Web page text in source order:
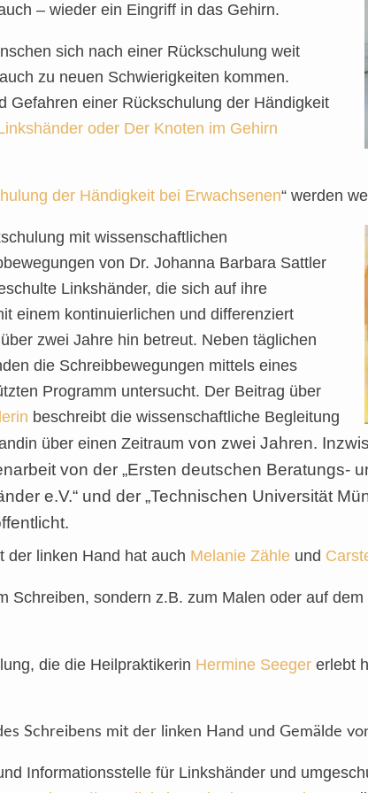
– wieder ein Eingriff in das Gehirn.
sich nach einer Rückschulung weit
zu neuen Schwierigkeiten kommen.
Gefahren einer Rückschulung der Händigkeit
oder Der Knoten im Gehirn
der Händigkeit bei Erwachsenen“ werden
mit wissenschaftlichen
von Dr. Johanna Barbara Sattler
Linkshänder, die sich auf ihre
einem kontinuierlichen und differenziert
zwei Jahre hin betreut. Neben täglichen
die Schreibbewegungen mittels eines
Programm untersucht. Der Beitrag über
beschreibt die wissenschaftliche Begleitung
über einen Zeitraum von zwei Jahren.
von der „Ersten deutschen Beratungs-
e.V.“ und der „Technischen Universität
der linken Hand hat auch Melanie Zähle und
Schreiben, sondern z.B. zum Malen oder auf
die die Heilpraktikerin Hermine Seeger erlebt
Schreibens mit der linken Hand und Gemälde
Informationsstelle für Linkshänder und